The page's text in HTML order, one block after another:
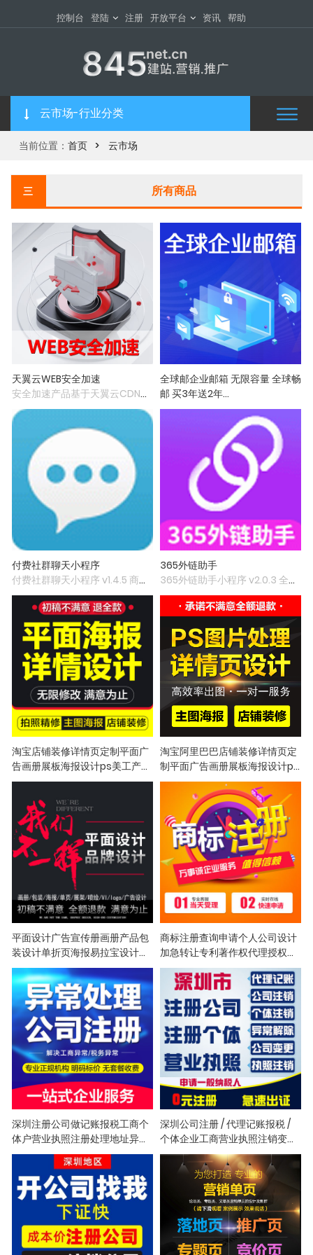
控制台 登陆 注册 开放平台 资讯 帮助
云市场-行业分类
当前位置： 首页 云市场
所有商品
三
天翼云WEB安全加速
安全加速产品基于天翼云CDN优
质节点及线路，依托天翼云WAF
平台强大的WEB安全保护能力，
整合DDoS防护能力，同时结合
云端大脑的态势感知、威胁情
报、风险管控等安全原子能力，
下放至边缘提供防护，实现尽早
阻断攻击和更智能的防护。并在
此基础上整合了IPv6的支持，使
得政企单位可以更好的满足IPv6
部署应用的要求。
全球邮企业邮箱 无限容量 全球畅
邮 买3年送2年
无限空间解决空间难题，2G超大
附件，免费赠送G级超大网络硬
盘，拥有海外服务器群组、加密
传输邮件，海外邮件双向收发，
保证准确投递；
付费社群聊天小程序
付费社群聊天小程序 v1.4.5 商业
版
365外链助手
365外链助手小程序 v2.0.3 全开
源
淘宝店铺装修详情页定制平面广
告画册展板海报设计ps美工产品
精修
7年天猫 十年实体 百人团队 出图
就是快
淘宝阿里巴巴店铺装修详情页定
制平面广告画册展板海报设计ps
美工产品精修
淘宝阿里巴巴店铺装修详情页定
制平面广告画册展板海报设计ps
美工产品精修
平面设计广告宣传册画册产品包
装设计单折页海报易拉宝设计制
作睿
创业以来 我们只做一件事 设计
欢迎来撩
商标注册查询申请个人公司设计
加急转让专利著作权代理授权包
通过
商标注册查询申请个人公司设计
加急转让专利著作权代理授权包
通过
深圳注册公司做记账报税工商个
体户营业执照注册处理地址异常
前海
深圳注册公司做记账报税工商个
体户营业执照注册处理地址异常
前海
深圳公司注册 / 代理记账报税 /
个体企业工商营业执照注销变更
异常解除
深圳公司注册 / 代理记账报税 /
个体企业工商营业执照注销变更
异常解除